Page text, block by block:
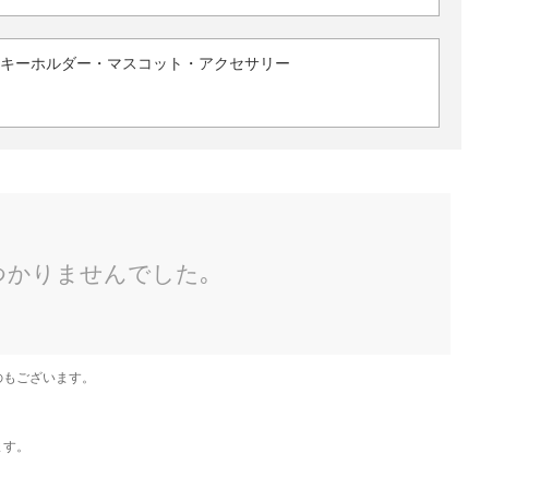
キーホルダー・マスコット・アクセサリー